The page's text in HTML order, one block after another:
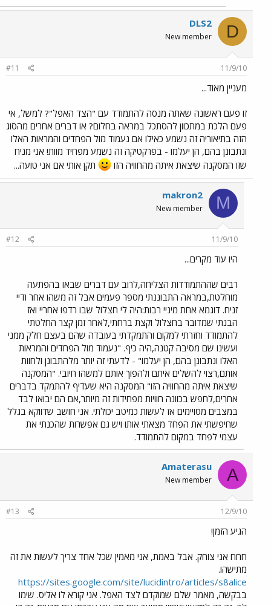
D
DLS2
New member
11/9/10
#11
מעניין מאוד...
זו פעם ראשונה שאתה מנסה להתמודד עם "הצד האפל"? למשל, אי
פעם הלכת במתכוון להסתכל במראה בחלום? או דברים אחרים מהסוג
הזה בתיאוריה זה נשמע כאילו אם נעמוד מול הפחדים והמראות האלו
ונתבונן בהם, הן יעלמו - בפרקטיקה זה נשמע מפחיד מוות! אני מניח
שזו המסקנה שיצאת איתה מהחוויה הזו
תקן אותי אם אני טועה...
M
makron2
New member
11/9/10
#12
היו עוד מקרים...
רבים שההתמודדות הצליחה,לרוב עם דברים שבאו בהפתעה
מוחלטת,במראה התבוננתי מספר פעמים אבל זה משהו אחר ודיי
זניח. דוגמא אחת מיניי רבות:היה לי חצלול שבו רדפו אחריי ואז
הבנתי שמדובר בחצלול וקצת ברחתי,לאחר זמן קצר החלטתי
להתמודד וחזרתי למקום והתמקדתי בעובדה שהם בעצם חלק ממני
ועשינו שם מסיבה קטנה,היה כיף. "נעמוד מול הפחדים והמראות
האלו ונתבונן בהם, הן יעלמו" - לדעתי זה יותר מלהתבונן ולחוות
אותם,רצוי להשלים איתם ולהפוך אותם למשהו חיובי. "המסקנה
שיצאת איתה מהחוויה הזו" המסקנה היא שעדיף להתמקד בדברים
אחרים,לחפש בכוונה חוויות מפחידות זה מיותר,אם הם יבואו לבד
במצבים מסויימים אז לעשות כמיטב יכולתי. אני חושב שדווקא בגלל
שחיפשתי את הפחד מצאתי אותו ויש גם אפשרות שהכנתי את
עצמי לפחד במקום להתמודד.
A
Amaterasu
New member
12/9/10
#13
הגיע הזמן!
חחח אני צוחק. אבל באמת, אני מאמין שכל אחד צריך לעשות את זה
מתישהו.
https://sites.google.com/site/lucidintro/articles/s8alice
בבקשה, מאמר שלם שמוקדם לצד האפל. אני קורא לו אליס. שימו